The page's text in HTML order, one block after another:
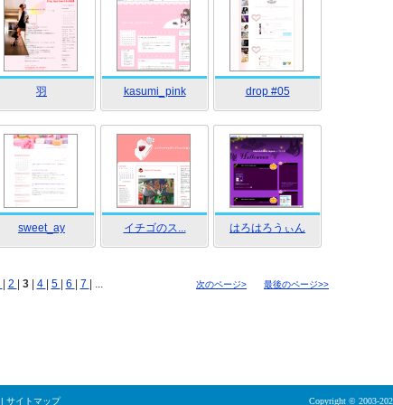
羽 kasumi_pink drop #05
sweet_ay イチゴのス... はろはろうぃん
2 3 4 5 6 7 | ... 次のページ> 最後のページ>>
| サイトマップ Copyright © 2003-